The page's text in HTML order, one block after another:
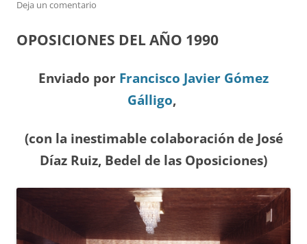
Deja un comentario
OPOSICIONES DEL AÑO 1990
Enviado por Francisco Javier Gómez
Gálligo,
(con la inestimable colaboración de José
Díaz Ruiz, Bedel de las Oposiciones)